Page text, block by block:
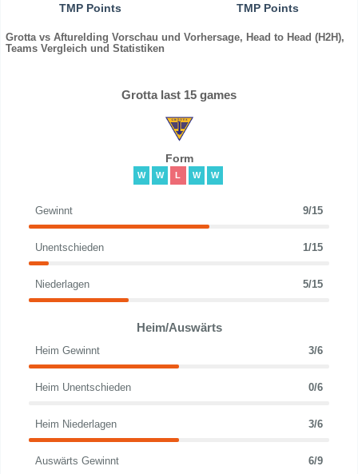
TMP Points TMP Points
Grotta vs Afturelding Vorschau und Vorhersage, Head to Head (H2H),
Teams Vergleich und Statistiken
Grotta last 15 games
Form
W W L W W
Gewinnt 9/15
Unentschieden 1/15
Niederlagen 5/15
Heim/Auswärts
Heim Gewinnt 3/6
Heim Unentschieden 0/6
Heim Niederlagen 3/6
Auswärts Gewinnt 6/9